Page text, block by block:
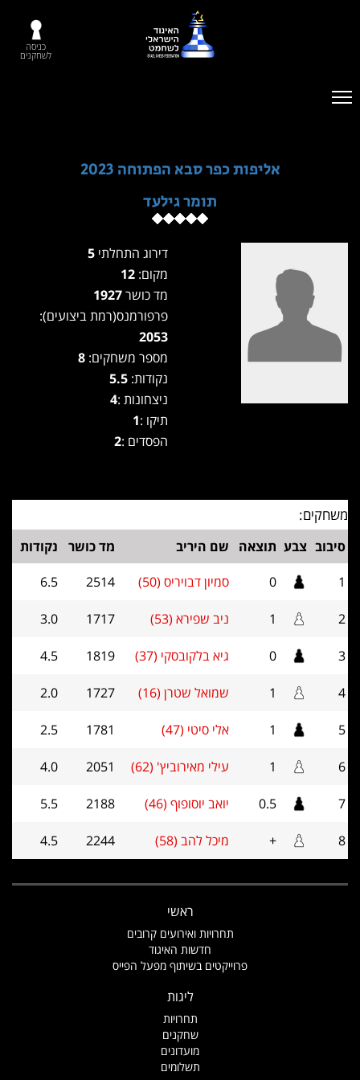
כניסה
לשחקנים
אליפות כפר סבא הפתוחה 2023
תומר גילעד
דירוג התחלתי
מקום:
מד כושר
פרפורמנס(רמת ביצועים):
2053
מספר משחקים:
נקודות: 5.5
ניצחונות :4
תיקו :1
הפסדים :2
משחקים:
סיבוב צבע תוצאה שם היריב מד כושר
נקודות
1
0 סמיון דבויריס (50) 2514
6.5
2
1 ניב שפירא (53) 1717
3.0
3
0 גיא בלקובסקי (37) 1819
4.5
4
1 שמואל שטרן (16) 1727
2.0
5
1 אלי סיטי (47) 1781
2.5
6
1 עילי מאירוביץ' (62) 2051
4.0
7
0.5 יואב יוסופוף (46) 2188
5.5
8
+ מיכל להב (58) 2244
4.5
ראשי
תחרויות ואירועים קרובים
חדשות האיגוד
פרוייקטים בשיתוף מפעל הפייס
ליגות
תחרויות
שחקנים
מועדונים
תשלומים